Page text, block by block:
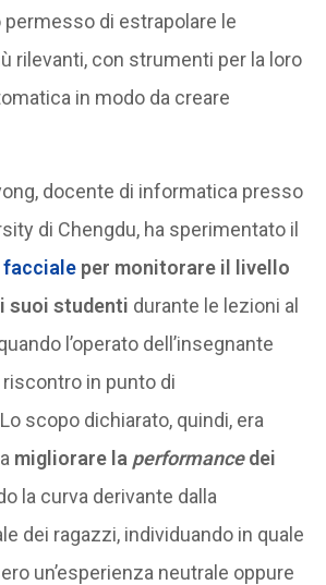
permesso di estrapolare le
rilevanti, con strumenti per la loro
in modo da creare
docente di informatica presso
di Chengdu, ha sperimentato il
per monitorare il livello
suoi studenti durante le lezioni al
l’operato dell’insegnante
in punto di
scopo dichiarato, quindi, era
migliorare la performancedei
la curva derivante dalla
dei ragazzi, individuando in quale
un’esperienza neutrale oppure